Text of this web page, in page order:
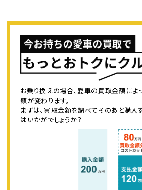
お乗り換えの場合、愛車の買取金額によ
額が変わります。
まずは、買取金額を調べてそのあと購入
はいかがでしょうか？